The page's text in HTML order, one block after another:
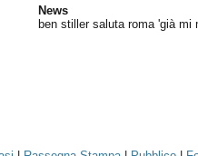
News
ben stiller saluta roma 'già mi